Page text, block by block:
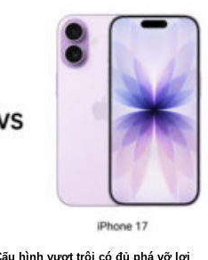
hình vượt trội có đủ phá vỡ lợi